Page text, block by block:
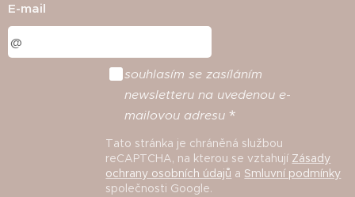
E-mail
souhlasím se zasíláním
newsletteru na uvedenou e-
mailovou adresu
Tato stránka je chráněná službou
reCAPTCHA, na kterou se vztahují Zásady
ochrany osobních údajů a Smluvní podmínky
společnosti Google.